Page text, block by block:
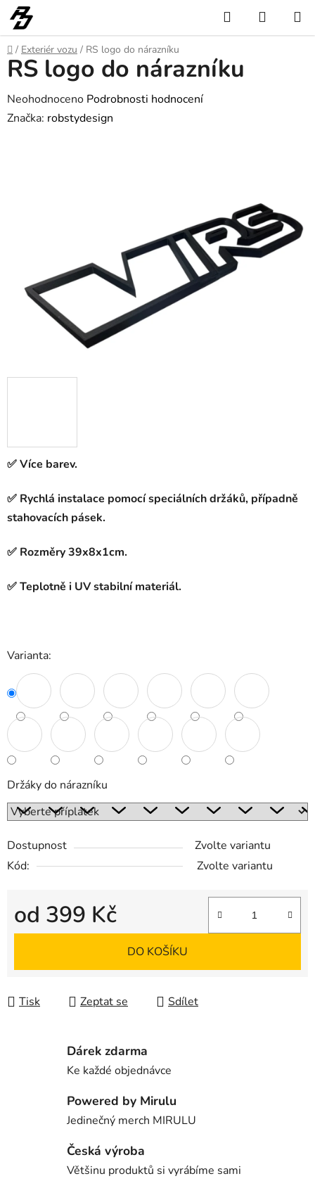
Přejít
na
obsah
Hledat
KOŠÍK
Domů
/ Exteriér vozu / RS logo do nárazníku
✅ Více barev.
✅ Rychlá instalace pomocí speciálních držáků, případně
stahovacích pásek.
✅ Rozměry 39x8x1cm.
✅ Teplotně i UV stabilní materiál.
Varianta:
Držáky do nárazníku
Dostupnost
Zvolte variantu
Kód:
Zvolte variantu
od 399 Kč
Měrná cena:
DO KOŠÍKU
Tisk Zeptat se Sdílet
RS logo do nárazníku
Průměrné
hodnocení
Neohodnoceno Podrobnosti hodnocení
Značka: robstydesign
Dárek zdarma
Ke každé objednávce
Powered by Mirulu
Jedinečný merch MIRULU
Česká výroba
Většinu produktů si vyrábíme sami